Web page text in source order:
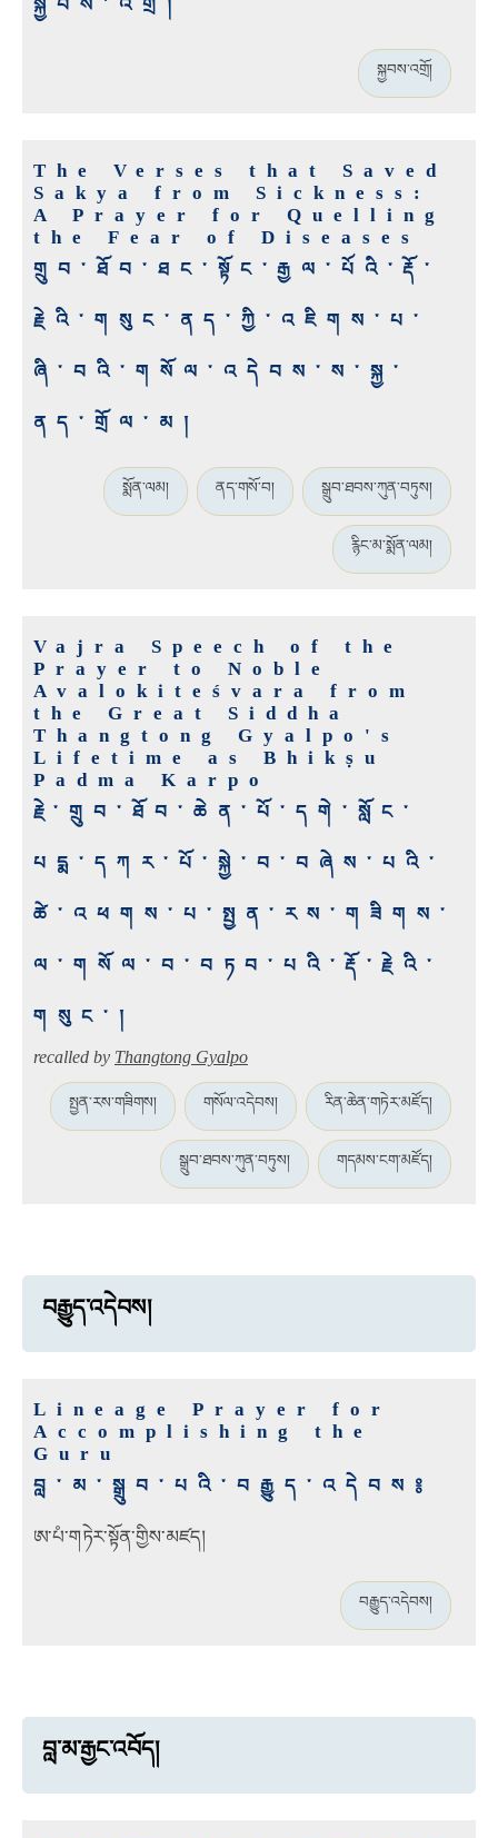
སྐྱབས་འགྲོ།
སྐྱབས་འགྲོ།
The Verses that Saved
Sakya from Sickness:
A Prayer for Quelling
the Fear of Diseases
གྲུབ་ཐོབ་ཐང་སྟོང་རྒྱལ་པོའི་རྡོ་
རྗེའི་གསུང་ནད་ཀྱི་འཇིགས་པ་
ཞི་བའི་གསོལ་འདེབས་ས་སྐྱ་
ནད་གྲོལ་མ།
སྨོན་ལམ། ནད་གསོ་བ། སྒྲུབ་ཐབས་ཀུན་བཏུས།
རྙིང་མ་སྨོན་ལམ།
Vajra Speech of the
Prayer to Noble
Avalokiteśvara from
the Great Siddha
Thangtong Gyalpo's
Lifetime as Bhikṣu
Padma Karpo
རྗེ་གྲུབ་ཐོབ་ཆེན་པོ་དགེ་སློང་
པདྨ་དཀར་པོ་སྐྱེ་བ་བཞེས་པའི་
ཚེ་འཕགས་པ་སྤྱན་རས་གཟིགས་
ལ་གསོལ་བ་བཏབ་པའི་རྡོ་རྗེའི་
གསུང་།
recalled by Thangtong Gyalpo
སྤྱན་རས་གཟིགས། གསོལ་འདེབས། རིན་ཆེན་གཏེར་མཛོད།
སྒྲུབ་ཐབས་ཀུན་བཏུས། གདམས་ངག་མཛོད།
བརྒྱུད་འདེབས།
Lineage Prayer for
Accomplishing the
Guru
བླ་མ་སྒྲུབ་པའི་བརྒྱུད་འདེབས༔
ཨ་པཾ་གཏེར་སྟོན་གྱིས་མཛད།
བརྒྱུད་འདེབས།
བླ་མ་རྒྱང་འབོད།